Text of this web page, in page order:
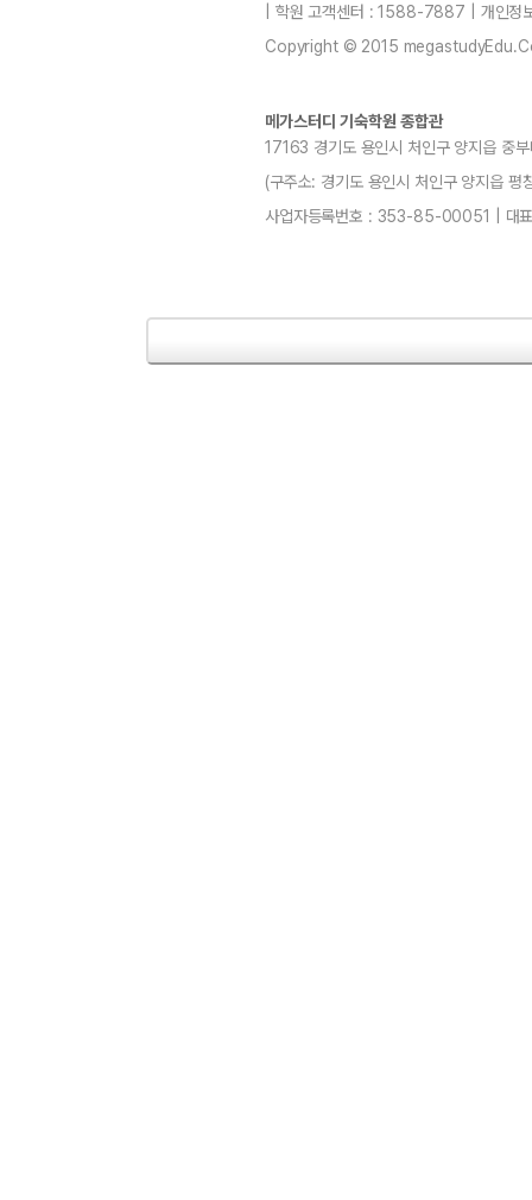
| 학원 고객센터 : 1588-7887 | 개인
Copyright © 2015
메가스터디 기숙학원 종합관
17163 경기도 용인시 처인구 양지읍 중
(구주소: 경기도 용인시 처인구 양지
사업자등록번호 : 353-85-00051 | 대표